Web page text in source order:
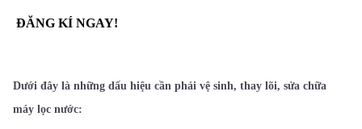
ĐĂNG KÍ NGAY!
Dưới đây là những dấu hiệu cần phải vệ sinh, thay lõi, sửa chữa
máy lọc nước: